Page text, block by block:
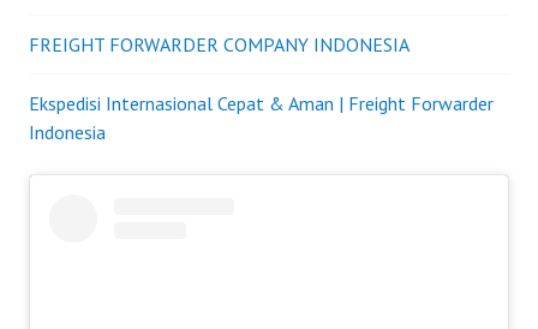
FREIGHT FORWARDER COMPANY INDONESIA
Ekspedisi Internasional Cepat & Aman | Freight Forwarder
Indonesia